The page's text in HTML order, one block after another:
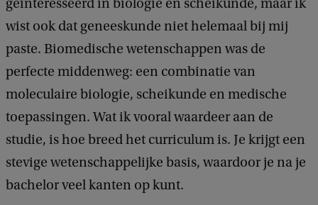
geïnteresseerd in biologie en scheikunde, maar ik
wist ook dat geneeskunde niet helemaal bij mij
paste. Biomedische wetenschappen was de
perfecte middenweg: een combinatie van
moleculaire biologie, scheikunde en medische
toepassingen. Wat ik vooral waardeer aan de
studie, is hoe breed het curriculum is. Je krijgt een
stevige wetenschappelijke basis, waardoor je na je
bachelor veel kanten op kunt.